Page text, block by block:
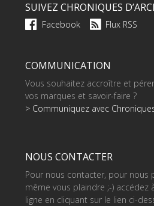
SUIVEZ CHRONIQUES
Facebook Flux RSS
COMMUNICATION
Vous souhaitez accroître et
vos marques et savoir-faire ?
> Communiquez avec
NOUS CONTACTER
Pour nous contacter, pour nous
même vous plaindre ;-) accédez
ligne en cliquant sur le lien ci-